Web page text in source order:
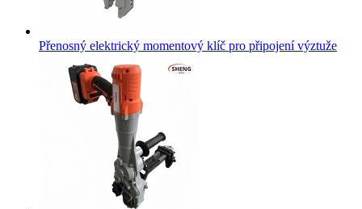
Přenosný elektrický momentový klíč pro připojení výztuže